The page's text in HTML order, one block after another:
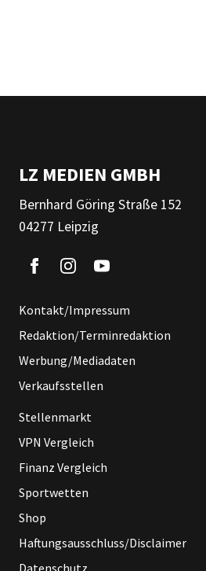
LZ MEDIEN GMBH
Bernhard Göring Straße 152
04277 Leipzig
Kontakt/Impressum
Redaktion/Terminredaktion
Werbung/Mediadaten
Verkaufsstellen
Stellenmarkt
VPN Vergleich
Finanz Vergleich
Sportwetten
Shop
Haftungsausschluss/Disclaimer
Datenschutz